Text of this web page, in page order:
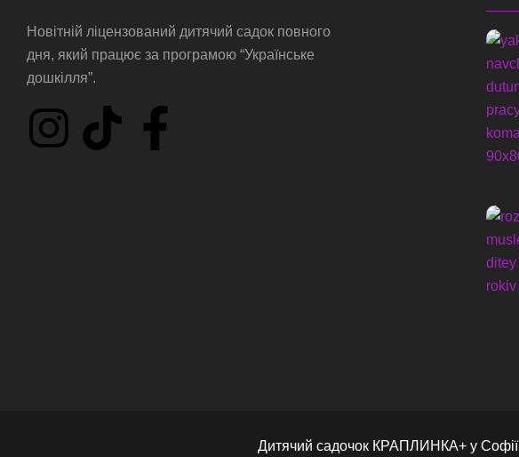
Новітній ліцензований дитячий садок повного
дня, який працює за програмою “Українське
дошкілля”.
Дитячий садочок КРАПЛИНКА+ у